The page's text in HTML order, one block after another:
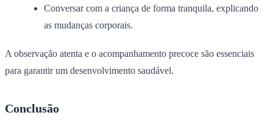
Conversar com a criança de forma tranquila, explicando
as mudanças corporais.
A observação atenta e o acompanhamento precoce são essenciais
para garantir um desenvolvimento saudável.
Conclusão